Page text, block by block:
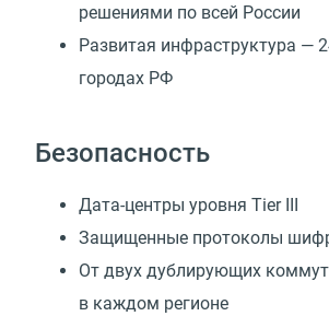
решениями по всей России
Развитая инфраструктура —
городах РФ
Безопасность
Дата-центры уровня Tier III
Защищенные протоколы
От двух дублирующих
в каждом регионе